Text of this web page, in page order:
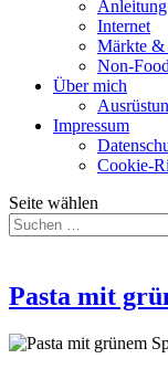
Anleitung
Internet
Märkte &
Non-Food
Über mich
Impressum
Cookie-
Seite wählen
Pasta mit